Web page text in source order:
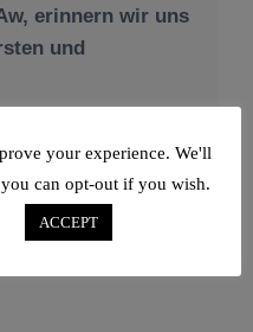
your experience. We'll
can opt-out if you wish.
ACCEPT